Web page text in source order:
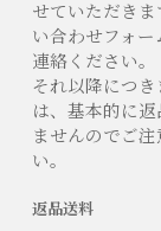
せていただきま
い合わせフォー
連絡ください。
それ以降につき
は、基本的に返
ませんのでご注
い。
返品送料